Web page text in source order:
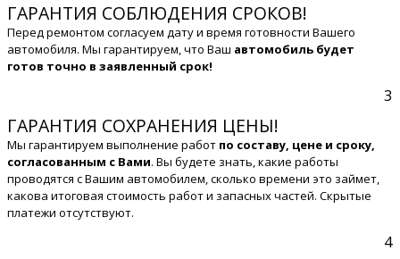
ГАРАНТИЯ СОБЛЮДЕНИЯ СРОКОВ!
Перед ремонтом согласуем дату и время готовности Вашего
автомобиля. Мы гарантируем, что Ваш автомобиль будет
готов точно в заявленный срок!
3
ГАРАНТИЯ СОХРАНЕНИЯ ЦЕНЫ!
Мы гарантируем выполнение работ по составу, цене и сроку,
согласованным с Вами. Вы будете знать, какие работы
проводятся с Вашим автомобилем, сколько времени это займет,
какова итоговая стоимость работ и запасных частей. Скрытые
платежи отсутствуют.
4